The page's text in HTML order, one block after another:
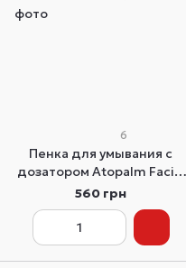
6
Пенка для умывания с
дозатором Atopalm Facial
Foam Wash 150 мл
560 грн